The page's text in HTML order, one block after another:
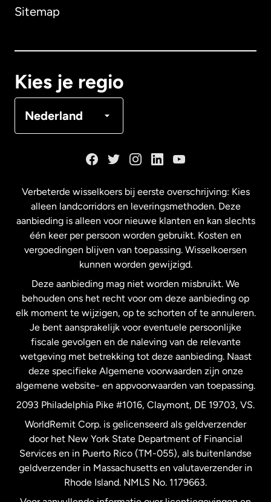
Sitemap
Kies je regio
Nederland
Maleisië
Nederland
Nieuw-Zeeland
Spanje
Verenigd Koninkrijk
Verenigde Staten English
Verenigde Staten Español
Zweden
Verbeterde wisselkoers bij eerste overschrijving: Kies
alleen landcorridors en leveringsmethoden. Deze
aanbieding is alleen voor nieuwe klanten en kan slechts
één keer per persoon worden gebruikt. Kosten en
vergoedingen blijven van toepassing. Wisselkoersen
kunnen worden gewijzigd.
Deze aanbieding mag niet worden misbruikt. We
behouden ons het recht voor om deze aanbieding op
elk moment te wijzigen, op te schorten of te annuleren.
Je bent aansprakelijk voor eventuele persoonlijke
fiscale gevolgen en de naleving van de relevante
wetgeving met betrekking tot deze aanbieding. Naast
deze specifieke Algemene voorwaarden zijn onze
algemene website- en appvoorwaarden van toepassing.
2093 Philadelphia Pike #1016, Claymont, DE 19703, VS.
WorldRemit Corp. is gelicenseerd als geldverzender
door het New York State Department of Financial
Services en in Puerto Rico (TM-055), als buitenlandse
geldverzender in Massachusetts en valutaverzender in
Rhode Island. NMLS No. 1179663.